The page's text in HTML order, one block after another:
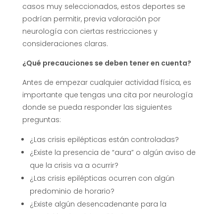
casos muy seleccionados, estos deportes se
podrían permitir, previa valoración por
neurología con ciertas restricciones y
consideraciones claras.
¿Qué precauciones se deben tener en cuenta?
Antes de empezar cualquier actividad física, es
importante que tengas una cita por neurología
donde se pueda responder las siguientes
preguntas:
¿Las crisis epilépticas están controladas?
¿Existe la presencia de “aura” o algún aviso de
que la crisis va a ocurrir?
¿Las crisis epilépticas ocurren con algún
predominio de horario?
¿Existe algún desencadenante para la